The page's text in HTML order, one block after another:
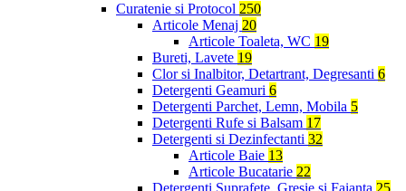
Curatenie si Protocol 250
Articole Menaj 20
Articole Toaleta, WC 19
Bureti, Lavete 19
Clor si Inalbitor, Detartrant, Degresanti 6
Detergenti Geamuri 6
Detergenti Parchet, Lemn, Mobila 5
Detergenti Rufe si Balsam 17
Detergenti si Dezinfectanti 32
Articole Baie 13
Articole Bucatarie 22